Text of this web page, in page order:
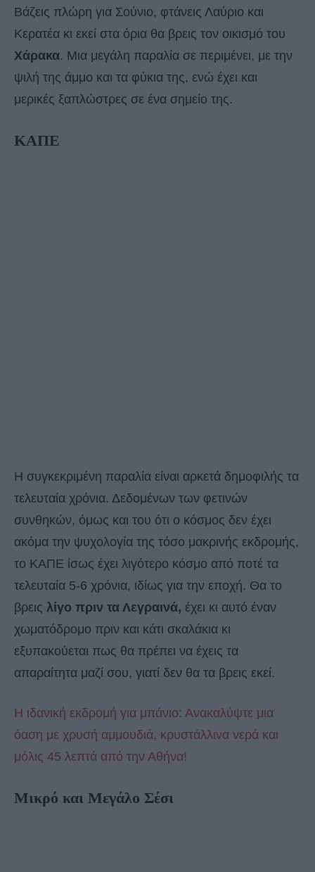
Βάζεις πλώρη για Σούνιο, φτάνεις Λαύριο και
Κερατέα κι εκεί στα όρια θα βρεις τον οικισμό του
Χάρακα. Μια μεγάλη παραλία σε περιμένει, με την
ψιλή της άμμο και τα φύκια της, ενώ έχει και
μερικές ξαπλώστρες σε ένα σημείο της.
ΚΑΠΕ
Η συγκεκριμένη παραλία είναι αρκετά δημοφιλής τα
τελευταία χρόνια. Δεδομένων των φετινών
συνθηκών, όμως και του ότι ο κόσμος δεν έχει
ακόμα την ψυχολογία της τόσο μακρινής εκδρομής,
το ΚΑΠΕ ίσως έχει λιγότερο κόσμο από ποτέ τα
τελευταία 5-6 χρόνια, ιδίως για την εποχή. Θα το
βρεις λίγο πριν τα Λεγραινά, έχει κι αυτό έναν
χωματόδρομο πριν και κάτι σκαλάκια κι
εξυπακούεται πως θα πρέπει να έχεις τα
απαραίτητα μαζί σου, γιατί δεν θα τα βρεις εκεί.
Η ιδανική εκδρομή για μπάνιο: Ανακαλύψτε μια
όαση με χρυσή αμμουδιά, κρυστάλλινα νερά και
μόλις 45 λεπτά από την Αθήνα!
Μικρό και Μεγάλο Σέσι